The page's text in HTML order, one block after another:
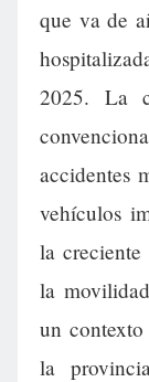
que va de
2025. La
accidentes
vehículos
la creciente
la
un
la